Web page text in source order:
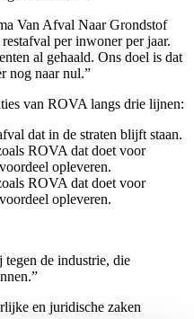
Van Afval Naar Grondstof
per inwoner per jaar.
al gehaald. Ons doel is dat
nog naar nul.”
van ROVA langs drie lijnen:
dat in de straten blijft staan.
ROVA dat doet voor
opleveren.
ROVA dat doet voor
opleveren.
de industrie, die
en juridische zaken